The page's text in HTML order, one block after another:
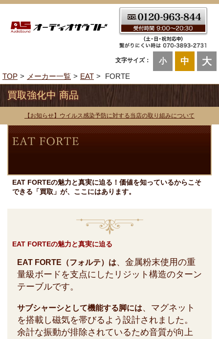
文字サイズ： 小 中 大
TOP メーカー一覧 EAT FORTE
買取強化中 商品
【お知らせ】ウイルス感染予防に対する当店の取り組みについて
EAT FORTEの魅力と真実に迫る！価値を知っているからこそ
できる「買取」が、ここにはあります。
EAT FORTEの魅力と真実に迫る
EAT FORTE（フォルテ）は、金属粉末使用の重
量級ボードを支点にしたリジット構造のターン
テーブルです。
サブシャーシとして機能する脚には、マグネット
を搭載し磁気を帯びるよう設計されました。
余計な振動が排除されているため音質が向上